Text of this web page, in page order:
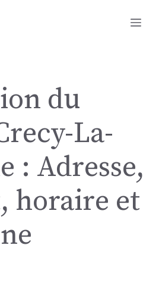
du
La-
: Adresse,
horaire et